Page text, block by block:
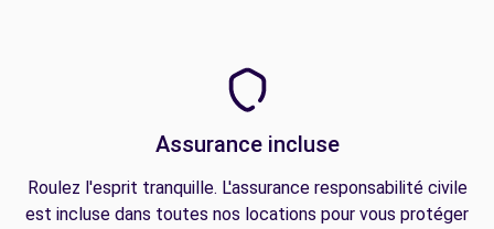
Assurance incluse
Roulez l'esprit tranquille. L'assurance responsabilité civile
est incluse dans toutes nos locations pour vous protéger